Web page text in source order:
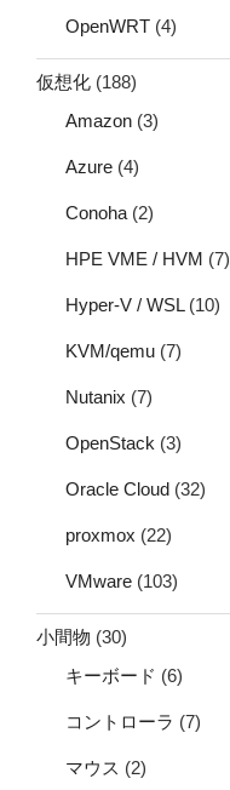
OpenWRT (4)
仮想化 (188)
Amazon (3)
Azure (4)
Conoha (2)
HPE VME / HVM (7)
Hyper-V / WSL(10)
KVM/qemu (7)
Nutanix (7)
OpenStack (3)
Oracle Cloud (32)
proxmox (22)
VMware (103)
小間物 (30)
キーボード (6)
コントローラ (7)
マウス (2)